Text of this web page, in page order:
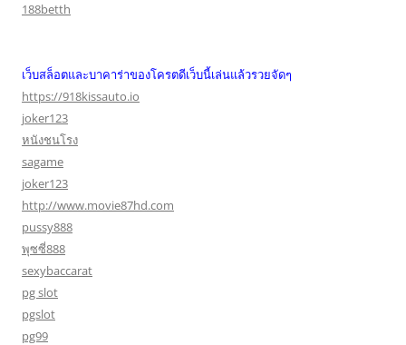
188betth
เว็บสล็อตและบาคาร่าของโครตดีเว็บนี้เล่นแล้วรวยจัดๆ
https://918kissauto.io
joker123
หนังชนโรง
sagame
joker123
http://www.movie87hd.com
pussy888
พุซซี่888
sexybaccarat
pg slot
pgslot
pg99